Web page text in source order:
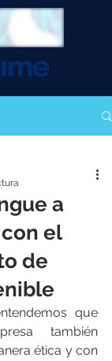
a
el
de
que
también
ética y con